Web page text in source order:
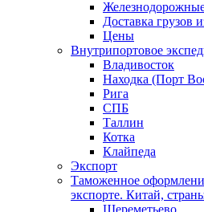
Доставка грузов
Цены
Внутрипортовое
Владивосток
Находка (Порт
Рига
СПБ
Таллин
Котка
Клайпеда
Экспорт
Таможенное
экспорте. Китай,
Шереметьево